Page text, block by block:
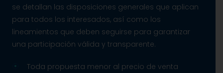
se detallan las disposiciones generales que aplican
para todos los interesados, así como los
lineamientos que deben seguirse para garantizar
una participación válida y transparente.
Toda propuesta menor al precio de venta